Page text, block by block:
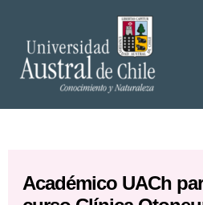
contenido
Académico UACh